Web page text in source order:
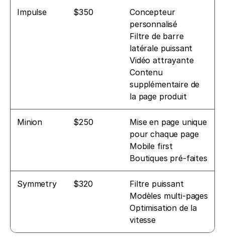
Impulse $350
Concepteur
personnalisé
Filtre de barre
latérale puissant
Vidéo attrayante
Contenu
supplémentaire de
la page produit
Minion $250
Mise en page unique
pour chaque page
Mobile first
Boutiques pré-faites
Symmetry $320
Filtre puissant
Modèles multi-pages
Optimisation de la
vitesse